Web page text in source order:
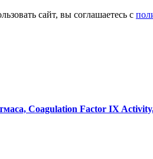
сайт, вы соглашаетесь с
Coagulation Factor IX